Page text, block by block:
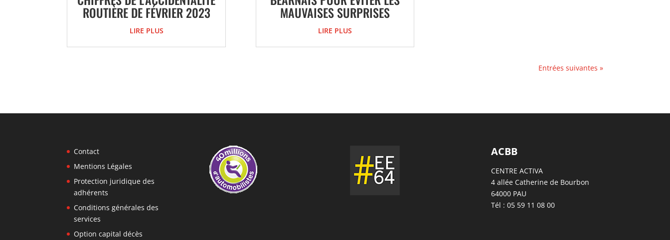
ROUTIÈRE DE FÉVRIER 2023
LIRE PLUS
MAUVAISES SURPRISES
LIRE PLUS
Entrées suivantes »
Contact
Mentions Légales
Protection juridique des
adhérents
Conditions générales des
services
Option capital décès
ACBB
CENTRE ACTIVA
4 allée Catherine de Bourbon
64000 PAU
Tél : 05 59 11 08 00